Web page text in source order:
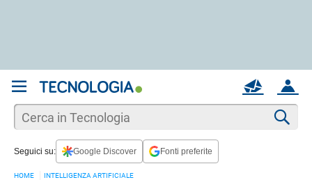
ACCOUNT
MAIL
Seguici su: Google Discover Fonti preferite
HOME INTELLIGENZA ARTIFICIALE